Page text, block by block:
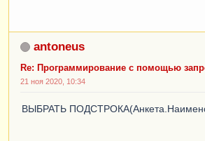
antoneus
Re: Программирование с помощью
21 ноя 2020, 10:34
ВЫБРАТЬ